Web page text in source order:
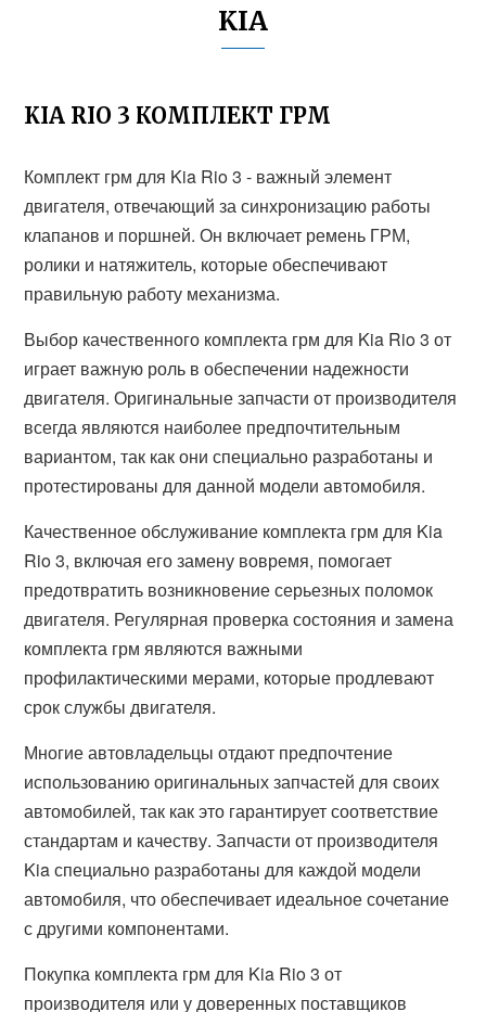
KIA
KIA RIO 3 КОМПЛЕКТ ГРМ
Комплект грм для Kia Rio 3 - важный элемент
двигателя, отвечающий за синхронизацию работы
клапанов и поршней. Он включает ремень ГРМ,
ролики и натяжитель, которые обеспечивают
правильную работу механизма.
Выбор качественного комплекта грм для Kia Rio 3 от
играет важную роль в обеспечении надежности
двигателя. Оригинальные запчасти от производителя
всегда являются наиболее предпочтительным
вариантом, так как они специально разработаны и
протестированы для данной модели автомобиля.
Качественное обслуживание комплекта грм для Kia
Rio 3, включая его замену вовремя, помогает
предотвратить возникновение серьезных поломок
двигателя. Регулярная проверка состояния и замена
комплекта грм являются важными
профилактическими мерами, которые продлевают
срок службы двигателя.
Многие автовладельцы отдают предпочтение
использованию оригинальных запчастей для своих
автомобилей, так как это гарантирует соответствие
стандартам и качеству. Запчасти от производителя
Kia специально разработаны для каждой модели
автомобиля, что обеспечивает идеальное сочетание
с другими компонентами.
Покупка комплекта грм для Kia Rio 3 от
производителя или у доверенных поставщиков